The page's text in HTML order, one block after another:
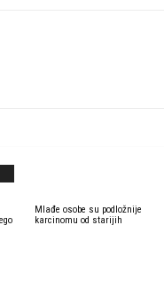
Mlađe osobe su podložnije
karcinomu od starijih